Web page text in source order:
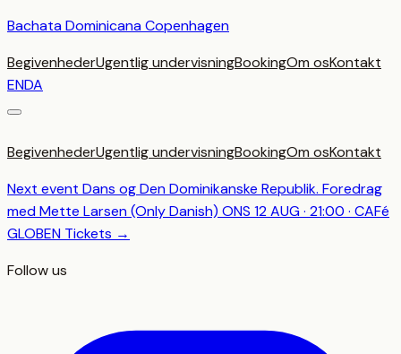
Spring
indhold
Bachata Dominicana Copenhagen
BegivenhederUgentlig undervisningBookingOm osKontakt
ENDA
BegivenhederUgentlig undervisningBookingOm osKontakt
Next event Dans og Den Dominikanske Republik. Foredrag
med Mette Larsen (Only Danish) ONS 12 AUG · 21:00 · CAFé
GLOBEN Tickets →
Follow us